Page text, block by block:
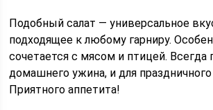
Подобный салат — универсальное
подходящее к любому гарниру.
сочетается с мясом и птицей. Всегда
домашнего ужина, и для праздничного
Приятного аппетита!